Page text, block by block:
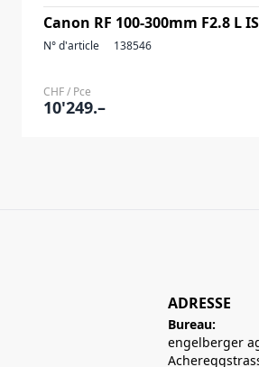
Canon RF 100-300mm F2.8 L
N° d'article 138546
CHF / Pce
10'249.–
ADRESSE
Bureau:
engelberger